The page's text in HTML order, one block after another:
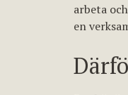
arbeta
en